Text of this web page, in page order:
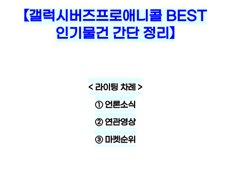
【갤럭시버즈프로애니콜 BEST
인기물건 간단 정리】
< 라이팅 차례 >
① 언론소식
② 연관영상
③ 마켓순위